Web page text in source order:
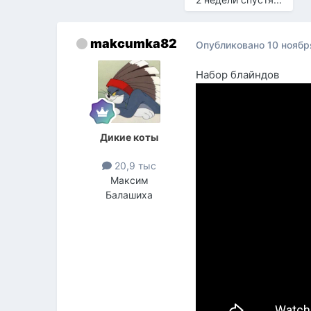
makcumka82
Дикие коты
20,9 тыс
Максим
Балашиха
Опубликовано10
Набор блайндов